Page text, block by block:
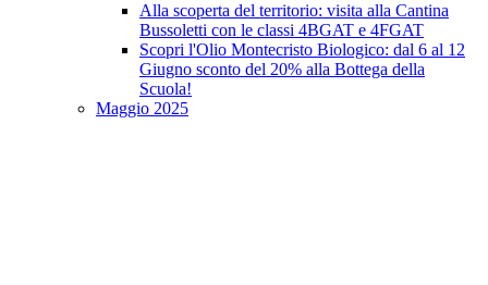
Alla scoperta del territorio: visita alla Cantina
Bussoletti con le classi 4BGAT e 4FGAT
Scopri l'Olio Montecristo Biologico: dal 6 al 12
Giugno sconto del 20% alla Bottega della
Scuola!
Maggio 2025